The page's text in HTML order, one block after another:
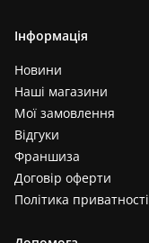
Інформація
Новини
Наші магазини
Мої замовлення
Відгуки
Франшиза
Договір оферти
Політика приватності